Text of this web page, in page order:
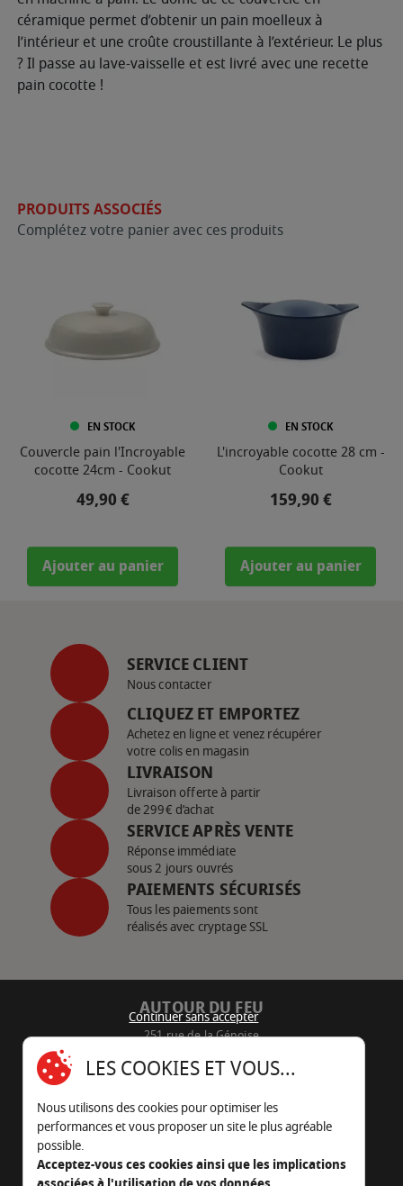
céramique permet d’obtenir un pain moelleux à
l’intérieur et une croûte croustillante à l’extérieur. Le plus
? Il passe au lave-vaisselle et est livré avec une recette
pain cocotte !
PRODUITS ASSOCIÉS
Complétez votre panier avec ces produits
EN STOCK
Couvercle pain l'Incroyable
cocotte 24cm - Cookut
Prix
49,90 €
Ajouter au panier
EN STOCK
L'incroyable cocotte 28 cm -
Cookut
Prix
159,90 €
Ajouter au panier
SERVICE CLIENT
Nous contacter
CLIQUEZ ET EMPORTEZ
Achetez en ligne et venez récupérer
votre colis en magasin
LIVRAISON
Livraison offerte à partir
de 299€ d’achat
SERVICE APRÈS VENTE
Réponse immédiate
sous 2 jours ouvrés
PAIEMENTS SÉCURISÉS
Tous les paiements sont
réalisés avec cryptage SSL
AUTOUR DU FEU
251 rue de la Génoise
05 45 22 98 09
Nous envoyer un e-mail
Continuer sans accepter
LES COOKIES ET VOUS...
Nous utilisons des cookies pour optimiser les
performances et vous proposer un site le plus agréable
possible.
Acceptez-vous ces cookies ainsi que les implications